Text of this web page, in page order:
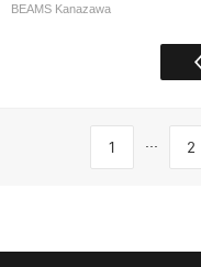
BEAMS Kanazawa
1 ... 2